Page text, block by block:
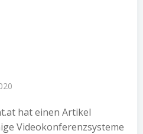
hat einen Artikel
Videokonferenzsysteme